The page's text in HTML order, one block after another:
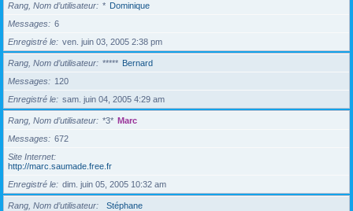
Rang, Nom d’utilisateur * Dominique
Messages
6
Enregistré le
ven. juin 03, 2005 2:38 pm
Rang, Nom d’utilisateur ***** Bernard
Messages
120
Enregistré le
sam. juin 04, 2005 4:29 am
Rang, Nom d’utilisateur *3* Marc
Messages
672
Site Internet
http://marc.saumade.free.fr
Enregistré le
dim. juin 05, 2005 10:32 am
Rang, Nom d’utilisateur
Stéphane